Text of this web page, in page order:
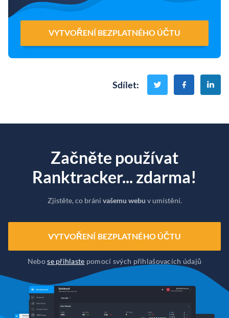
VYTVOŘENÍ BEZPLATNÉHO ÚČTU
Sdílet:
Začněte používat
Ranktracker... zdarma!
Zjistěte, co bránívašemu webu v umístění.
VYTVOŘENÍ BEZPLATNÉHO ÚČTU
Nebose přihlaste pomocí svých přihlašovacích údajů